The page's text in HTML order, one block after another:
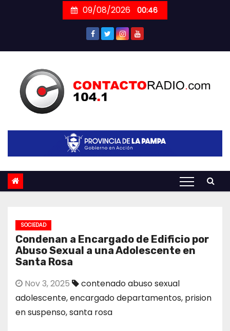
09/08/2026 00:46
SOCIEDAD
Condenan a Encargado de Edificio por
Abuso Sexual a una Adolescente en
Santa Rosa
Nov 3, 2025
contenado abuso sexual
adolescente,encargado departamentos, prision
en suspenso,santa rosa